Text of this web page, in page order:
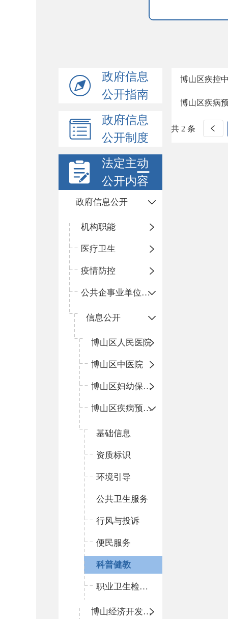
政府信息
公开指南
政府信息
公开制度
法定主动
公开内容
政府信息公开
机构职能
医疗卫生
疫情防控
公共企事业单位信息公开
信息公开
​博山区人民医院
博山区中医院
博山区妇幼保健院
博山区疾病预防控制中心
基础信息
资质标识
环境引导
公共卫生服务
行风与投诉
便民服务
科普健教
职业卫生检测评价信息
博山经济开发区卫生院
博山区疾控
博山区疾病
共 2 条